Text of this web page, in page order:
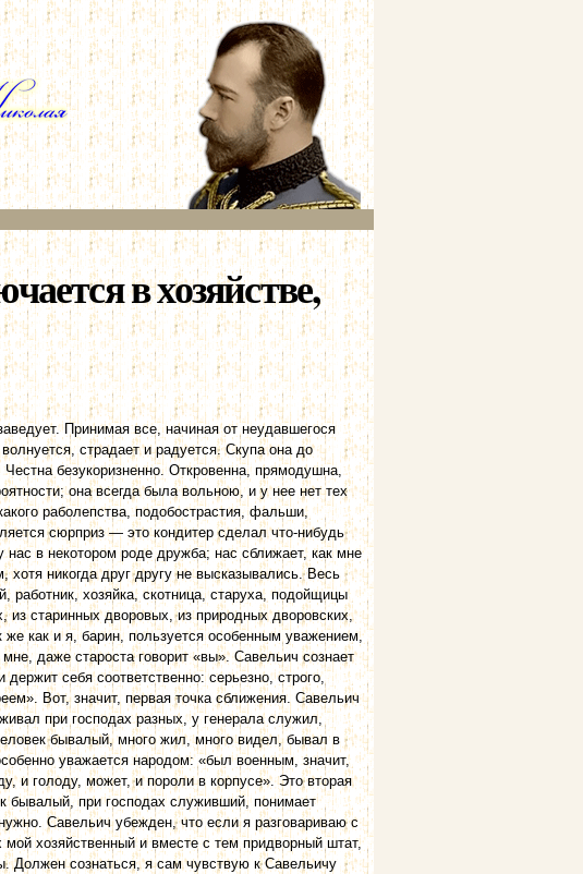
в хозяйстве,
Принимая все, начиная от неудавшегося
страдает и радуется. Скупа она до
безукоризненно. Откровенна, прямодушна,
она всегда была вольною, и у нее нет тех
раболепства, подобострастия, фальши,
сюрприз — это кондитер сделал что-нибудь
нас в некотором роде дружба; нас сближает, как мне
никогда друг другу не высказывались. Весь
работ­ник, хозяйка, скотница, старуха, подойщицы
старинных дворовых, из природных дворовских,
же как и я, барин, пользуется особенным уважением,
даже староста говорит «вы». Савельич сознает
себя соответственно: серьезно, строго,
Вот, значит, первая точка сближения. Савельич
при господах разных, у генерала служил,
бывалый, много жил, много видел, бывал в
уважается народом: «был военным, значит,
и голоду, может, и пороли в корпусе». Это вторая
бывалый, при господах служивший, понимает
Савельич убежден, что если я разговариваю с
хозяйственный и вместе с тем придворный штат,
Должен сознаться, я сам чувствую к Савельичу